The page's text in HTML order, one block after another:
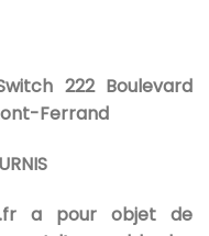
222 Boulevard
Ferrand
a pour objet de